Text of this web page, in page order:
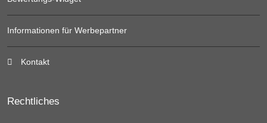
Informationen für Werbepartner
Kontakt
Rechtliches